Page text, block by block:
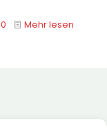
0 Mehr lesen